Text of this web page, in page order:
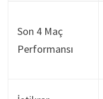
Son 4 Maç
Performansı